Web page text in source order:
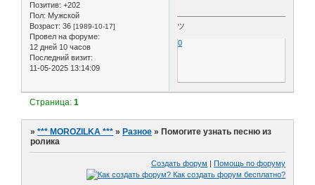
Позитив: +202
Пол: Мужской
Возраст: 36 [1989-10-17]
Провел на форуме:
12 дней 10 часов
Последний визит:
11-05-2025 13:14:09
ツ
0
Страница:1
»*** MOROZILKA *** » Разное » Помогите узнать песню из
ролика
Создать форум Помощь по форуму